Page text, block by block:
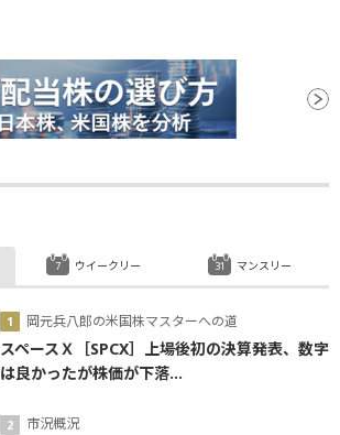
岡元兵八郎の米国株マスターへの道
スペースＸ［SPCX］上場後初の決算発表、数字
は良かったが株価が下落...
市況概況
ウイークリー マンスリー